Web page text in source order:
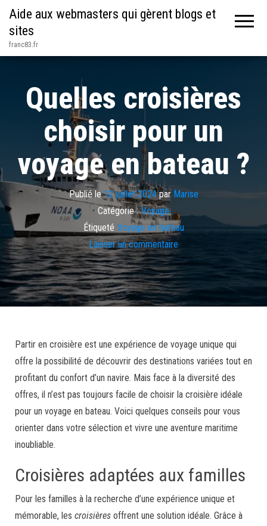
Aide aux webmasters qui gèrent blogs et
sites
franc83.fr
Quelles croisières
choisir pour un
voyage en bateau ?
Publié le12 juillet 2024par Marise
Catégorie : Voyage
Étiqueté Voyage en bateau
Laisser un commentaire
Partir en croisière est une expérience de voyage unique qui
offre la possibilité de découvrir des destinations variées tout en
profitant du confort d’un navire. Mais face à la diversité des
offres, il n’est pas toujours facile de choisir la croisière idéale
pour un voyage en bateau. Voici quelques conseils pour vous
orienter dans votre sélection et vivre une aventure maritime
inoubliable.
Croisières adaptées aux familles
Pour les familles à la recherche d’une expérience unique et
mémorable, les croisières offrent une solution idéale. Grâce à